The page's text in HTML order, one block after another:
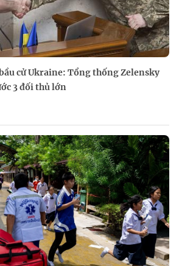
cử Ukraine: Tổng thống Zelensky
3 đối thủ lớn